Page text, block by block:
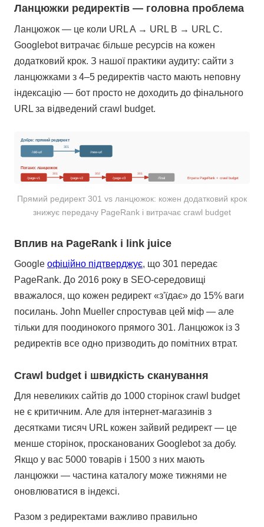
Ланцюжки редиректів — головна проблема
Ланцюжок — це коли URL A → URL B → URL C.
Googlebot витрачає більше ресурсів на кожен
додатковий крок. З нашої практики аудиту: сайти з
ланцюжками з 4–5 редиректів часто мають неповну
індексацію — бот просто не доходить до фінального
URL за відведений crawl budget.
Добре: прямий редирект
/old-url
301
/new-url
Погано: ланцюжок
/page-v1
301
/page-v2
302
/page-v3
301
/final
Втрата PageRank + crawl budget
Прямий редирект 301 vs ланцюжок: кожен додатковий крок
знижує передачу PageRank і витрачає crawl budget
Вплив на PageRank і link juice
Google офіційно підтверджує, що 301 передає
PageRank. До 2016 року в SEO-середовищі
вважалося, що кожен редирект «з'їдає» до 15% ваги
посилань. John Mueller спростував цей міф — але
тільки для поодинокого прямого 301. Ланцюжок із 3
редиректів все одно призводить до помітних втрат.
Crawl budget і швидкість сканування
Для невеликих сайтів до 1000 сторінок crawl budget
не є критичним. Але для інтернет-магазинів з
десятками тисяч URL кожен зайвий редирект — це
менше сторінок, просканованих Googlebot за добу.
Якщо у вас 5000 товарів і 1500 з них мають
ланцюжки — частина каталогу може тижнями не
оновлюватися в індексі.
Разом з редиректами важливо правильно